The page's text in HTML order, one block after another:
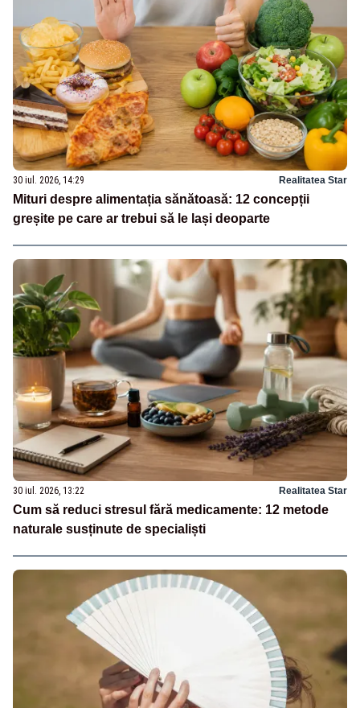
30 iul. 2026, 14:29 Realitatea Star
Mituri despre alimentația sănătoasă: 12 concepții
greșite pe care ar trebui să le lași deoparte
30 iul. 2026, 13:22 Realitatea Star
Cum să reduci stresul fără medicamente: 12 metode
naturale susținute de specialiști